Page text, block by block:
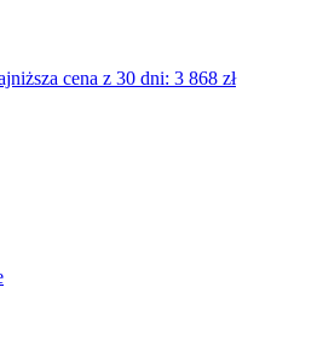
cena z 30 dni: 3 868 zł